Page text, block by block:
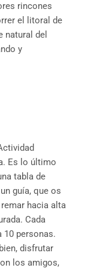
rincones
el litoral de
natural del
y
Es lo último
tabla de
guía, que os
hacia alta
Cada
10 personas.
disfrutar
los amigos,